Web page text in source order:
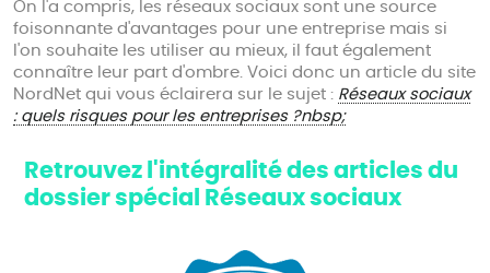
On l'a compris, les réseaux sociaux sont une source
foisonnante d'avantages pour une entreprise mais si
l'on souhaite les utiliser au mieux, il faut également
connaître leur part d'ombre. Voici donc un article du site
NordNet qui vous éclairera sur le sujet : Réseaux sociaux
: quels risques pour les entreprises ?nbsp;
Retrouvez l'intégralité des articles du
dossier spécial Réseaux sociaux